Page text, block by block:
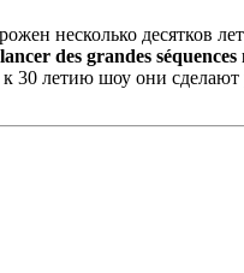
несколько десятков
des grandes
30 летию шоу они